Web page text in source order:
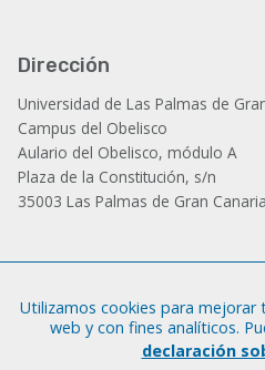
Dirección
Universidad de Las Palmas de
Campus del Obelisco
Aulario del Obelisco, módulo A
Plaza de la Constitución, s/n
35003 Las Palmas de Gran
Tfno.: +34 928 452 771 / 452 787
Fax: +34 928 451 701
Utilizamos cookies para mejorar
web y con fines analíticos.
declaración